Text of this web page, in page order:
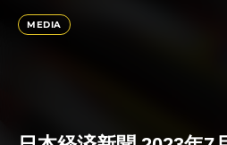
MEDIA